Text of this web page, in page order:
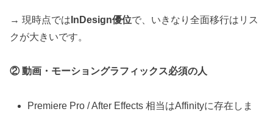
→ 現時点では InDesign優位で、いきなり全面移行はリス
クが大きいです。
② 動画・モーショングラフィックス必須の人
Premiere Pro / After Effects 相当はAffinityに存在しま